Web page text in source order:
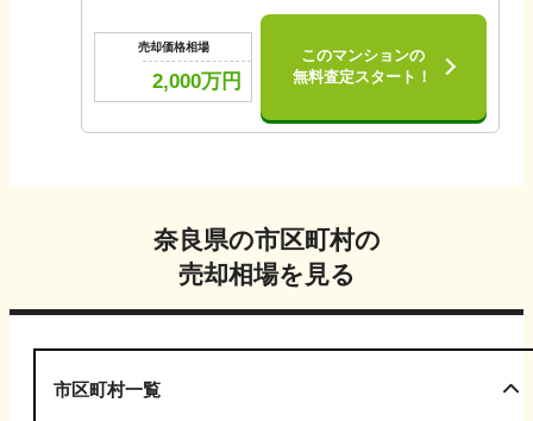
売却価格相場
2,000万円
このマンションの
無料査定スタート！
奈良県の市区町村の
売却相場を見る
市区町村一覧